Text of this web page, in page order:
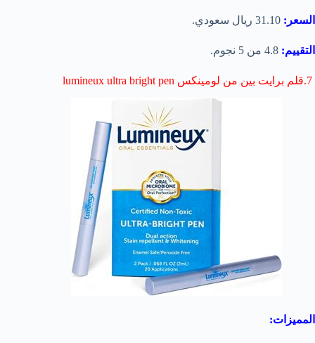
السعر: 31.10 ريال سعودي.
التقييم: 4.8 من 5 نجوم.
المميزات: